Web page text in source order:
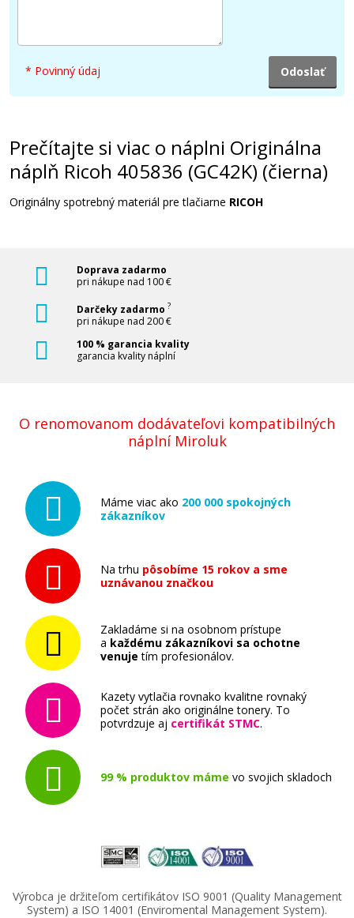
* Povinný údaj
Prečítajte si viac o náplni Originálna
náplň Ricoh 405836 (GC42K) (čierna)
Originálny spotrebný materiál pre tlačiarne RICOH
Doprava zadarmo
pri nákupe nad 100 €
Darčeky zadarmo ?
pri nákupe nad 200 €
100 % garancia kvality
garancia kvality náplní
O renomovanom dodávateľovi kompatibilných
náplní Miroluk
Máme viac ako 200 000 spokojných
zákazníkov
Na trhu pôsobíme 15 rokov a sme
uznávanou značkou
Zakladáme si na osobnom prístupe
a každému zákazníkovi sa ochotne
venuje tím profesionálov.
Kazety vytlačia rovnako kvalitne rovnaký
počet strán ako originálne tonery. To
potvrdzuje aj certifikát STMC.
99 % produktov máme vo svojich skladoch
Výrobca je držiteľom certifikátov ISO 9001 (Quality Management
System) a ISO 14001 (Enviromental Management System).